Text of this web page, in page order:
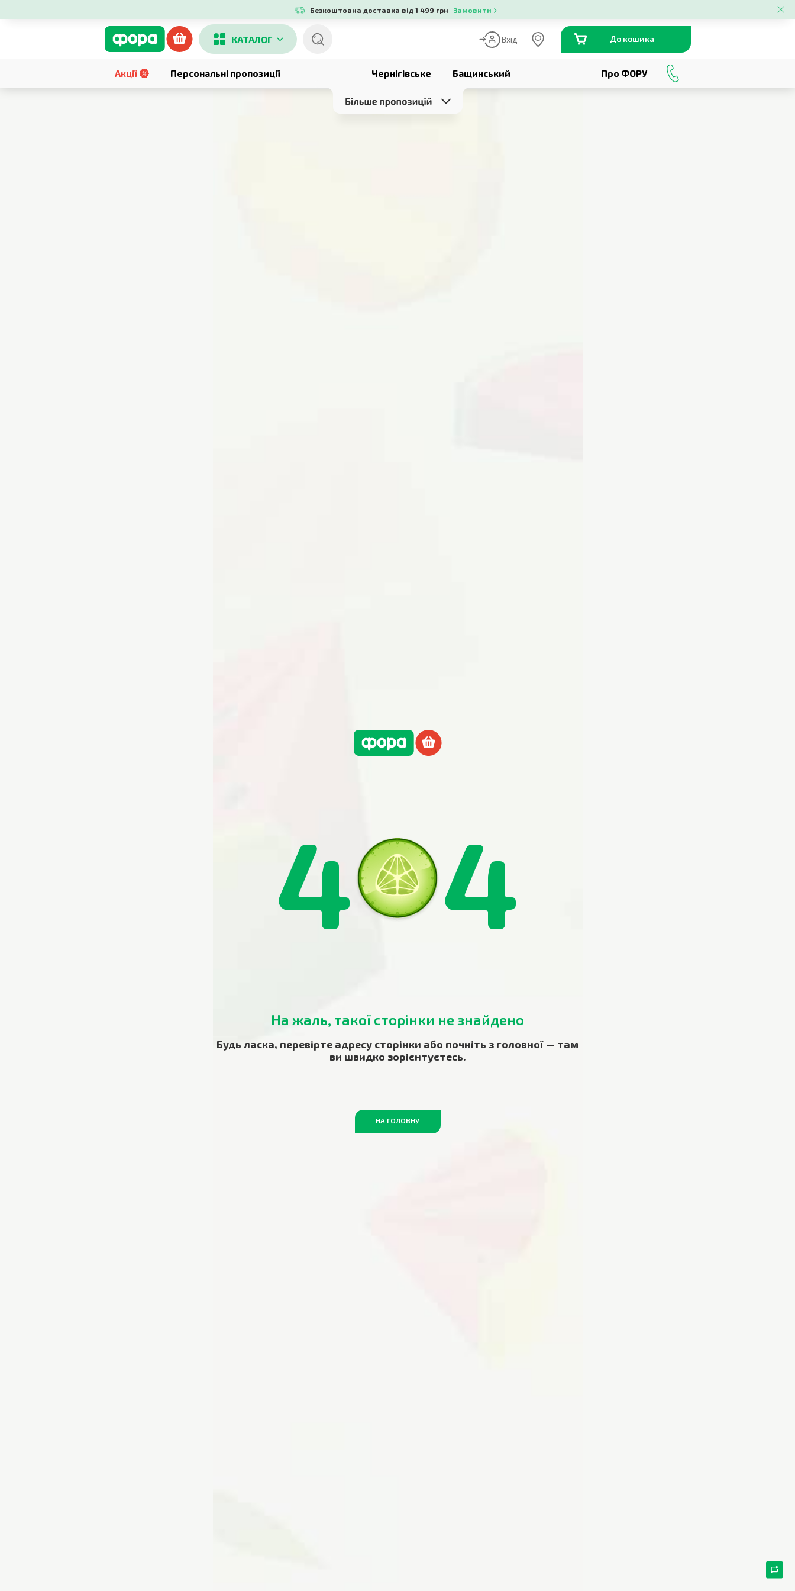
Безкоштовна доставка від 1 499 грн Замовити
КАТАЛОГ Вхід До кошика
Акції Персональні пропозиції Чернігівське Бащинський Про ФОРУ
4 4
На жаль, такої сторінки не знайдено
Будь ласка, перевірте адресу сторінки або почніть з головної — там
ви швидко зорієнтуєтесь.
НА ГОЛОВНУ